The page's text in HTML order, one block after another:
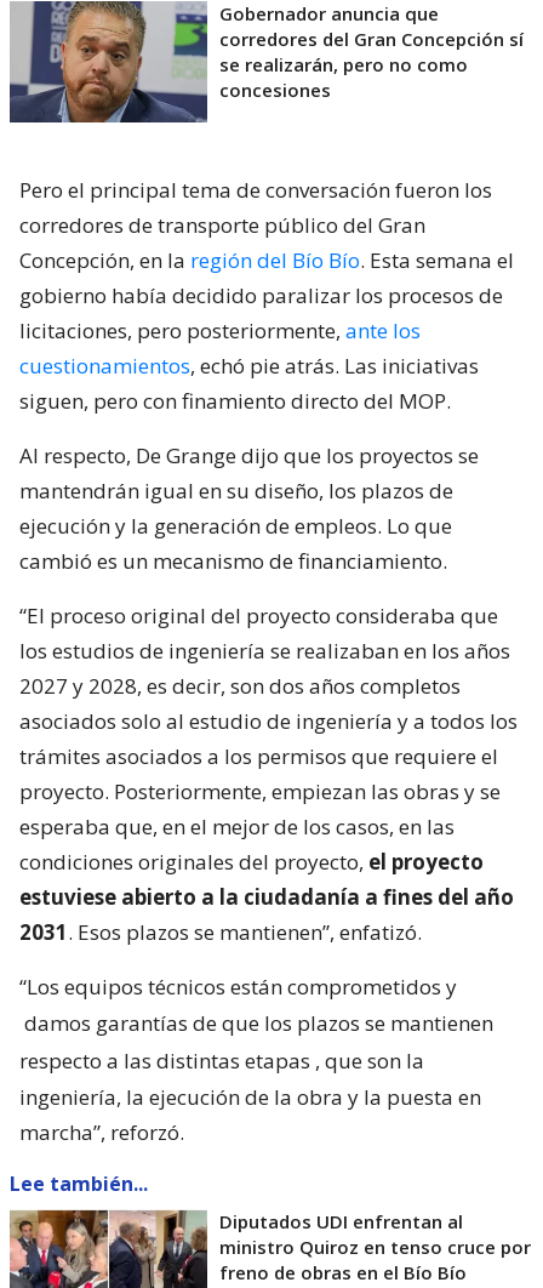
Gobernador anuncia que
corredores del Gran Concepción sí
se realizarán, pero no como
concesiones
Pero el principal tema de conversación fueron los
corredores de transporte público del Gran
Concepción, en la región del Bío Bío. Esta semana el
gobierno había decidido paralizar los procesos de
licitaciones, pero posteriormente, ante los
cuestionamientos, echó pie atrás. Las iniciativas
siguen, pero con finamiento directo del MOP.
Al respecto, De Grange dijo que los proyectos se
mantendrán igual en su diseño, los plazos de
ejecución y la generación de empleos. Lo que
cambió es un mecanismo de financiamiento.
“El proceso original del proyecto consideraba que
los estudios de ingeniería se realizaban en los años
2027 y 2028, es decir, son dos años completos
asociados solo al estudio de ingeniería y a todos los
trámites asociados a los permisos que requiere el
proyecto. Posteriormente, empiezan las obras y se
esperaba que, en el mejor de los casos, en las
condiciones originales del proyecto, el proyecto
estuviese abierto a la ciudadanía a fines del año
2031. Esos plazos se mantienen”, enfatizó.
“Los equipos técnicos están comprometidos y
damos garantías de que los plazos se mantienen
respecto a las distintas etapas , que son la
ingeniería, la ejecución de la obra y la puesta en
marcha”, reforzó.
Lee también...
Diputados UDI enfrentan al
ministro Quiroz en tenso cruce por
freno de obras en el Bío Bío